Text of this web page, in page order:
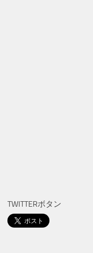
TWITTERボタン